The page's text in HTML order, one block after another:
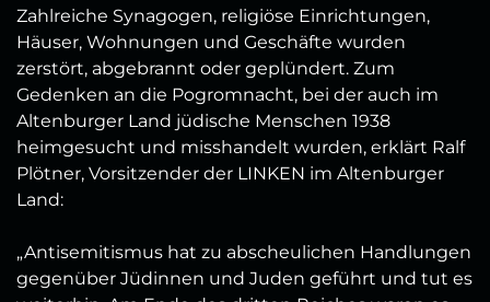
Zahlreiche Synagogen, religiöse Einrichtungen,
Häuser, Wohnungen und Geschäfte wurden
zerstört, abgebrannt oder geplündert. Zum
Gedenken an die Pogromnacht, bei der auch im
Altenburger Land jüdische Menschen 1938
heimgesucht und misshandelt wurden, erklärt Ralf
Plötner, Vorsitzender der LINKEN im Altenburger
Land:
„Antisemitismus hat zu abscheulichen Handlungen
gegenüber Jüdinnen und Juden geführt und tut es